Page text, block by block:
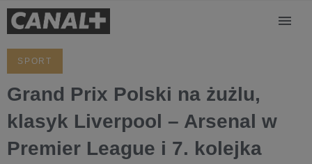
SPORT
Grand Prix Polski na żużlu,
klasyk Liverpool – Arsenal w
Premier League i 7. kolejka